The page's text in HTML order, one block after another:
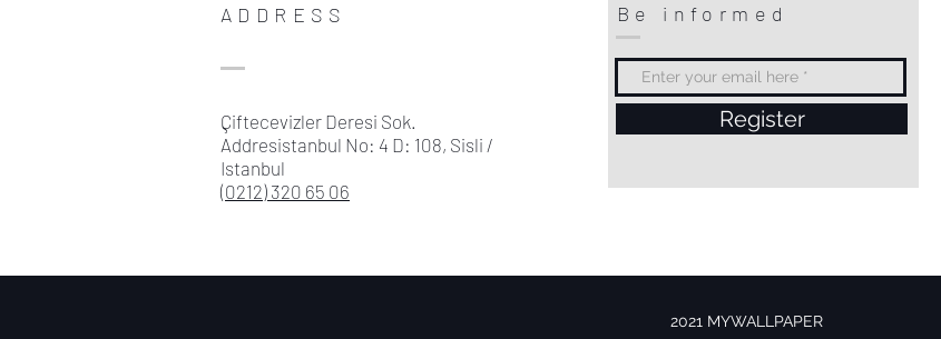
ADDRESS
Çiftecevizler Deresi Sok.
Addresistanbul No: 4 D: 108, Sisli /
Istanbul
(0212) 320 65 06
Be informed
Register
2021 MYWALLPAPER